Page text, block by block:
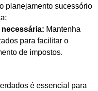
planejamento sucessório
Mantenha
para facilitar o
de impostos.
é essencial para